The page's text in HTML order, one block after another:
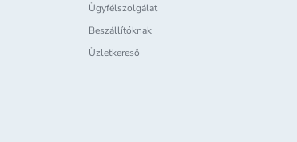
Ügyfélszolgálat
Beszállítóknak
Üzletkereső